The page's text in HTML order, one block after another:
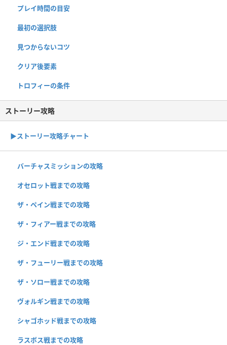
プレイ時間の目安
最初の選択肢
見つからないコツ
クリア後要素
トロフィーの条件
ストーリー攻略
▶︎ストーリー攻略チャート
バーチャスミッションの攻略
オセロット戦までの攻略
ザ・ペイン戦までの攻略
ザ・フィアー戦までの攻略
ジ・エンド戦までの攻略
ザ・フューリー戦までの攻略
ザ・ソロー戦までの攻略
ヴォルギン戦までの攻略
シャゴホッド戦までの攻略
ラスボス戦までの攻略